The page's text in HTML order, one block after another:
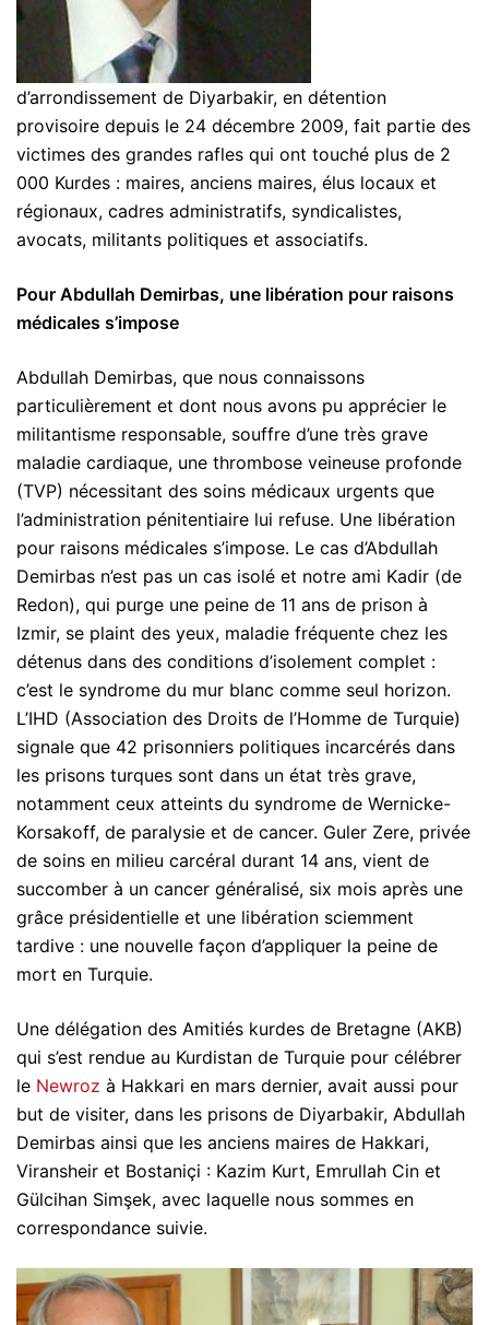
d’arrondissement de Diyarbakir, en détention
provisoire depuis le 24 décembre 2009, fait partie des
victimes des grandes rafles qui ont touché plus de 2
000 Kurdes : maires, anciens maires, élus locaux et
régionaux, cadres administratifs, syndicalistes,
avocats, militants politiques et associatifs.
Pour Abdullah Demirbas, une libération pour raisons
médicales s’impose
Abdullah Demirbas, que nous connaissons
particulièrement et dont nous avons pu apprécier le
militantisme responsable, souffre d’une très grave
maladie cardiaque, une thrombose veineuse profonde
(TVP) nécessitant des soins médicaux urgents que
l’administration pénitentiaire lui refuse. Une libération
pour raisons médicales s’impose. Le cas d’Abdullah
Demirbas n’est pas un cas isolé et notre ami Kadir (de
Redon), qui purge une peine de 11 ans de prison à
Izmir, se plaint des yeux, maladie fréquente chez les
détenus dans des conditions d’isolement complet :
c’est le syndrome du mur blanc comme seul horizon.
L’IHD (Association des Droits de l’Homme de Turquie)
signale que 42 prisonniers politiques incarcérés dans
les prisons turques sont dans un état très grave,
notamment ceux atteints du syndrome de Wernicke-
Korsakoff, de paralysie et de cancer. Guler Zere, privée
de soins en milieu carcéral durant 14 ans, vient de
succomber à un cancer généralisé, six mois après une
grâce présidentielle et une libération sciemment
tardive : une nouvelle façon d’appliquer la peine de
mort en Turquie.
Une délégation des Amitiés kurdes de Bretagne (AKB)
qui s’est rendue au Kurdistan de Turquie pour célébrer
le Newroz à Hakkari en mars dernier, avait aussi pour
but de visiter, dans les prisons de Diyarbakir, Abdullah
Demirbas ainsi que les anciens maires de Hakkari,
Viransheir et Bostaniçi : Kazim Kurt, Emrullah Cin et
Gülcihan Simşek, avec laquelle nous sommes en
correspondance suivie.